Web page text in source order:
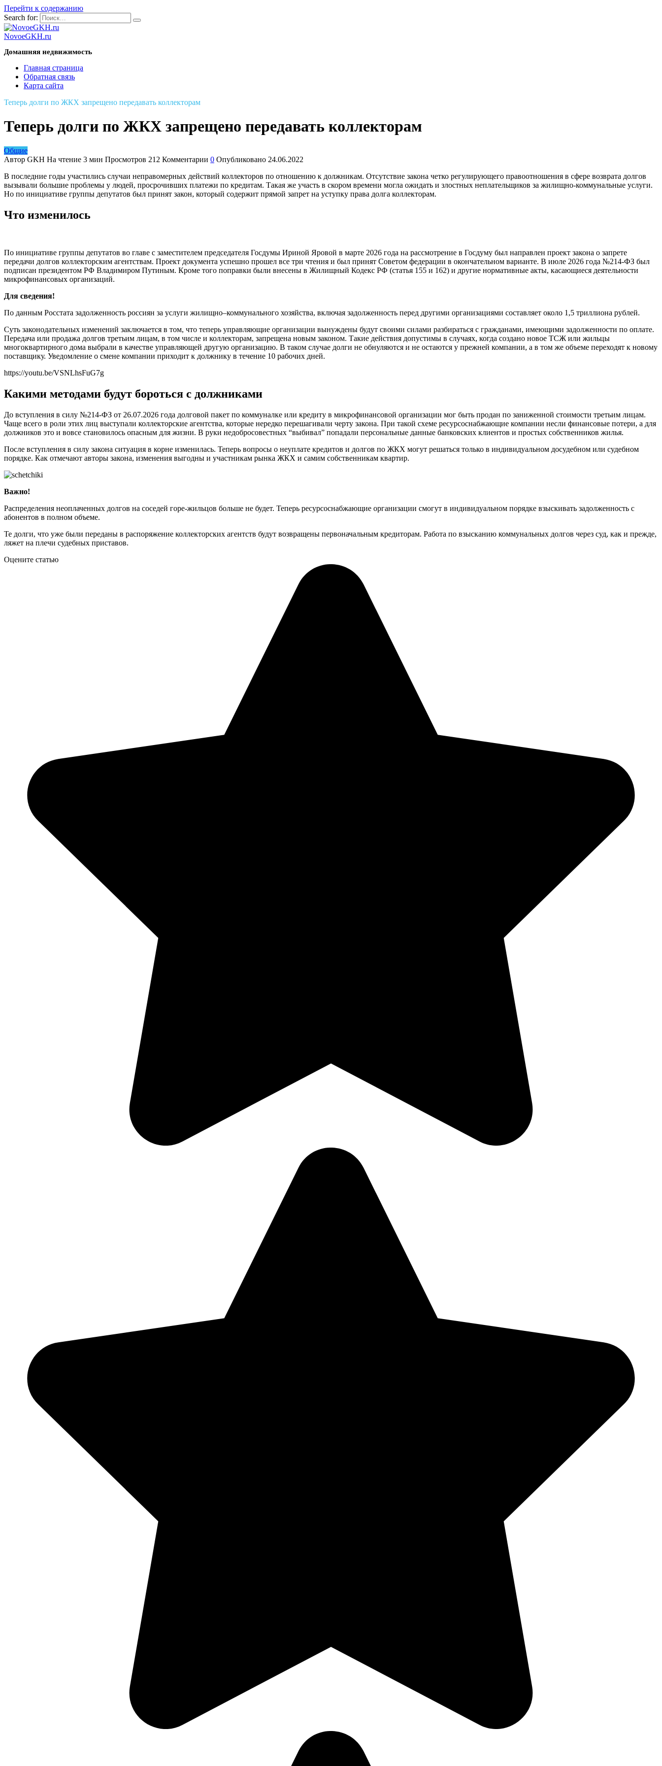
Перейти к содержанию
Search for:
NovoeGKH.ru
Домашняя недвижимость
Главная страница
Обратная связь
Карта сайта
Теперь долги по ЖКХ запрещено передавать коллекторам
Теперь долги по ЖКХ запрещено передавать коллекторам
Общие
Автор GKH На чтение 3 мин Просмотров 212 Комментарии 0 Опубликовано 24.06.2022
В последние годы участились случаи неправомерных действий коллекторов по отношению к должникам. Отсутствие закона четко регулирующего правоотношения в сфере возврата долгов
вызывали большие проблемы у людей, просрочивших платежи по кредитам. Такая же участь в скором времени могла ожидать и злостных неплательщиков за жилищно-коммунальные услуги.
Но по инициативе группы депутатов был принят закон, который содержит прямой запрет на уступку права долга коллекторам.
Что изменилось
По инициативе группы депутатов во главе с заместителем председателя Госдумы Ириной Яровой в марте 2026 года на рассмотрение в Госдуму был направлен проект закона о запрете
передачи долгов коллекторским агентствам. Проект документа успешно прошел все три чтения и был принят Советом федерации в окончательном варианте. В июле 2026 года №214-ФЗ был
подписан президентом РФ Владимиром Путиным. Кроме того поправки были внесены в Жилищный Кодекс РФ (статья 155 и 162) и другие нормативные акты, касающиеся деятельности
микрофинансовых организаций.
Для сведения!
По данным Росстата задолженность россиян за услуги жилищно–коммунального хозяйства, включая задолженность перед другими организациями составляет около 1,5 триллиона рублей.
Суть законодательных изменений заключается в том, что теперь управляющие организации вынуждены будут своими силами разбираться с гражданами, имеющими задолженности по оплате.
Передача или продажа долгов третьим лицам, в том числе и коллекторам, запрещена новым законом. Такие действия допустимы в случаях, когда создано новое ТСЖ или жильцы
многоквартирного дома выбрали в качестве управляющей другую организацию. В таком случае долги не обнуляются и не остаются у прежней компании, а в том же объеме переходят к новому
поставщику. Уведомление о смене компании приходит к должнику в течение 10 рабочих дней.
https://youtu.be/VSNLhsFuG7g
Какими методами будут бороться с должниками
До вступления в силу №214-ФЗ от 26.07.2026 года долговой пакет по коммуналке или кредиту в микрофинансовой организации мог быть продан по заниженной стоимости третьим лицам.
Чаще всего в роли этих лиц выступали коллекторские агентства, которые нередко перешагивали черту закона. При такой схеме ресурсоснабжающие компании несли финансовые потери, а для
должников это и вовсе становилось опасным для жизни. В руки недобросовестных “выбивал” попадали персональные данные банковских клиентов и простых собственников жилья.
После вступления в силу закона ситуация в корне изменилась. Теперь вопросы о неуплате кредитов и долгов по ЖКХ могут решаться только в индивидуальном досудебном или судебном
порядке. Как отмечают авторы закона, изменения выгодны и участникам рынка ЖКХ и самим собственникам квартир.
Важно!
Распределения неоплаченных долгов на соседей горе-жильцов больше не будет. Теперь ресурсоснабжающие организации смогут в индивидуальном порядке взыскивать задолженность с
абонентов в полном объеме.
Те долги, что уже были переданы в распоряжение коллекторских агентств будут возвращены первоначальным кредиторам. Работа по взысканию коммунальных долгов через суд, как и прежде,
ляжет на плечи судебных приставов.
Оцените статью